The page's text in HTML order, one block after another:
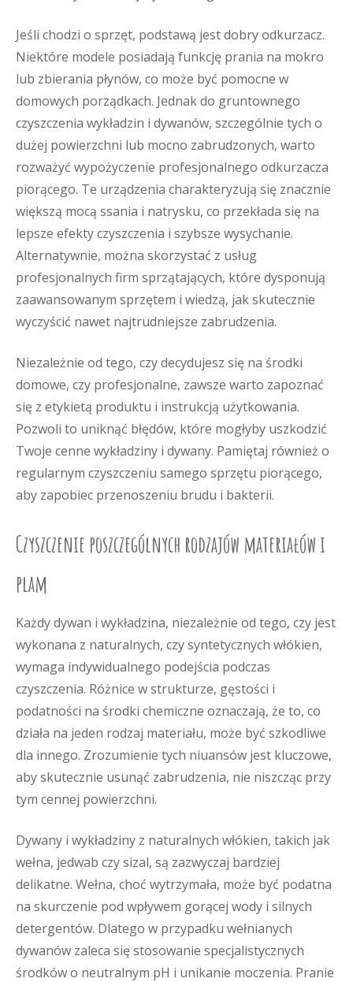
Jeśli chodzi o sprzęt, podstawą jest dobry odkurzacz.
Niektóre modele posiadają funkcję prania na mokro
lub zbierania płynów, co może być pomocne w
domowych porządkach. Jednak do gruntownego
czyszczenia wykładzin i dywanów, szczególnie tych o
dużej powierzchni lub mocno zabrudzonych, warto
rozważyć wypożyczenie profesjonalnego odkurzacza
piorącego. Te urządzenia charakteryzują się znacznie
większą mocą ssania i natrysku, co przekłada się na
lepsze efekty czyszczenia i szybsze wysychanie.
Alternatywnie, można skorzystać z usług
profesjonalnych firm sprzątających, które dysponują
zaawansowanym sprzętem i wiedzą, jak skutecznie
wyczyścić nawet najtrudniejsze zabrudzenia.
Niezależnie od tego, czy decydujesz się na środki
domowe, czy profesjonalne, zawsze warto zapoznać
się z etykietą produktu i instrukcją użytkowania.
Pozwoli to uniknąć błędów, które mogłyby uszkodzić
Twoje cenne wykładziny i dywany. Pamiętaj również o
regularnym czyszczeniu samego sprzętu piorącego,
aby zapobiec przenoszeniu brudu i bakterii.
Czyszczenie poszczególnych rodzajów materiałów i
plam
Każdy dywan i wykładzina, niezależnie od tego, czy jest
wykonana z naturalnych, czy syntetycznych włókien,
wymaga indywidualnego podejścia podczas
czyszczenia. Różnice w strukturze, gęstości i
podatności na środki chemiczne oznaczają, że to, co
działa na jeden rodzaj materiału, może być szkodliwe
dla innego. Zrozumienie tych niuansów jest kluczowe,
aby skutecznie usunąć zabrudzenia, nie niszcząc przy
tym cennej powierzchni.
Dywany i wykładziny z naturalnych włókien, takich jak
wełna, jedwab czy sizal, są zazwyczaj bardziej
delikatne. Wełna, choć wytrzymała, może być podatna
na skurczenie pod wpływem gorącej wody i silnych
detergentów. Dlatego w przypadku wełnianych
dywanów zaleca się stosowanie specjalistycznych
środków o neutralnym pH i unikanie moczenia. Pranie